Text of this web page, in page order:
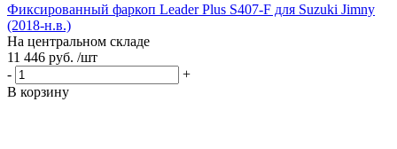
Фиксированный фаркоп Leader Plus S407-F для Suzuki Jimny
(2018-н.в.)
На центральном складе
11 446 руб. /шт
-
+
В корзину